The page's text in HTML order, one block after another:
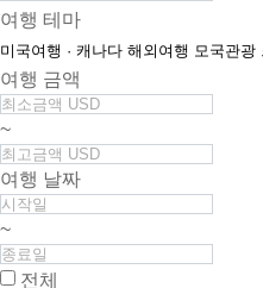
여행 테마
미국여행 · 캐나다 해외여행 모국관광
여행 금액
~
여행 날짜
~
전체